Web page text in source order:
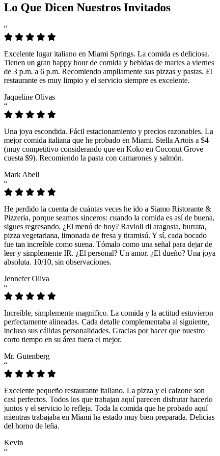
Lo Que Dicen Nuestros Invitados
“
Excelente lugar italiano en Miami Springs. La comida es deliciosa.
Tienen un gran happy hour de comida y bebidas de martes a viernes
de 3 p.m. a 6 p.m. Recomiendo ampliamente sus pizzas y pastas. El
restaurante es muy limpio y el servicio siempre es excelente.
Jaqueline Olivas
“
Una joya escondida. Fácil estacionamiento y precios razonables. La
mejor comida italiana que he probado en Miami. Stella Artois a $4
(muy competitivo considerando que en Koko en Coconut Grove
cuesta $9). Recomiendo la pasta con camarones y salmón.
Mark Abell
“
He perdido la cuenta de cuántas veces he ido a Siamo Ristorante &
Pizzeria, porque seamos sinceros: cuando la comida es así de buena,
sigues regresando. ¿El menú de hoy? Ravioli di aragosta, burrata,
pizza vegetariana, limonada de fresa y tiramisú. Y sí, cada bocado
fue tan increíble como suena. Tómalo como una señal para dejar de
leer y simplemente IR. ¿El personal? Un amor. ¿El dueño? Una joya
absoluta. 10/10, sin observaciones.
Jennefer Oliva
“
Increíble, simplemente magnífico. La comida y la actitud estuvieron
perfectamente alineadas. Cada detalle complementaba al siguiente,
incluso sus cálidas personalidades. Gracias por hacer que nuestro
corto tiempo en su área fuera el mejor.
Mr. Gutenberg
“
Excelente pequeño restaurante italiano. La pizza y el calzone son
casi perfectos. Todos los que trabajan aquí parecen disfrutar hacerlo
juntos y el servicio lo refleja. Toda la comida que he probado aquí
mientras trabajaba en Miami ha estado muy bien preparada. Delicias
del horno de leña.
Kevin
“